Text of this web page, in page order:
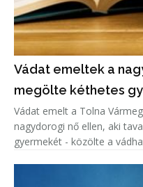
Vádat emeltek a
megölte kéthetes
Vádat emelt a Tolna
nagydorogi nő ellen, aki
gyermekét - közölte a